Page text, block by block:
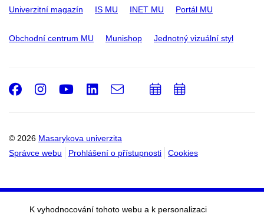
Univerzitní magazín IS MU INET MU Portál MU
Obchodní centrum MU Munishop Jednotný vizuální styl
© 2026 Masarykova univerzita
Správce webu
Prohlášení o přístupnosti Cookies
Facebook
Instagram
Youtube
LinkedIn
e-
PřidatPřidat
K vyhodnocování tohoto webu a k personalizaci